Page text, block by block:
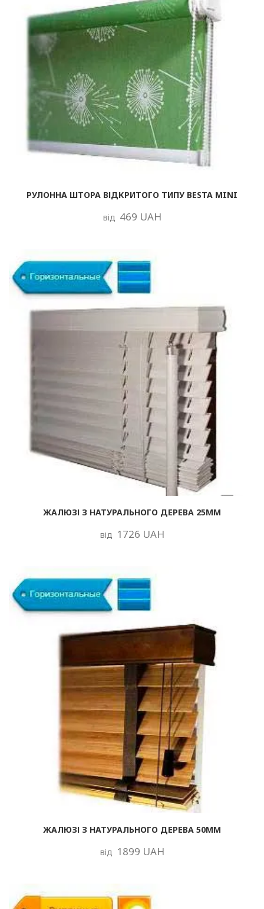
РУЛОННА ШТОРА ВІДКРИТОГО ТИПУ BESTA MINI
від 469 UAH
ЖАЛЮЗІ З НАТУРАЛЬНОГО ДЕРЕВА 25ММ
від 1726 UAH
ЖАЛЮЗІ З НАТУРАЛЬНОГО ДЕРЕВА 50ММ
від 1899 UAH